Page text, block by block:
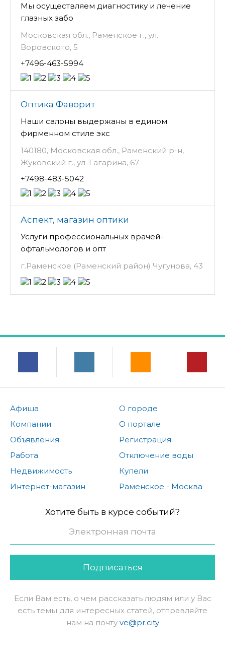
Мы осуществляем диагностику и лечение
глазных забо
Московская обл., Раменское г., ул.
Воровского, 5
+7496-463-5994
Оптика Фаворит
Наши салоны выдержаны в едином
фирменном стиле экс
140180, Московская обл., Раменский р-н,
Жуковский г., ул. Гагарина, 67
+7498-483-5042
Аспект, магазин оптики
Услуги профессиональных врачей-
офтальмологов и опт
г.Раменское (Раменский район) Чугунова, 43
Афиша
Компании
Объявления
Работа
Недвижимость
Интернет-магазин
О городе
О портале
Регистрация
Отключение воды
Купели
Раменское - Москва
Хотите быть в курсе событий?
Подписаться
Если Вам есть, о чем рассказать людям или у Вас
есть темы для интересных статей, отправляйте
нам на почту ve@pr.city